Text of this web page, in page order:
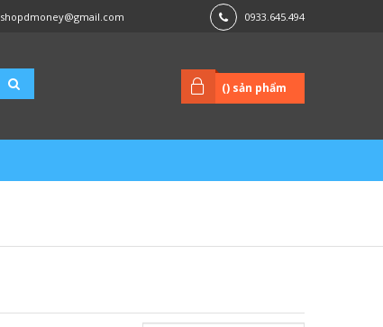
shopdmoney@gmail.com 0933.645.494
() sản phẩm